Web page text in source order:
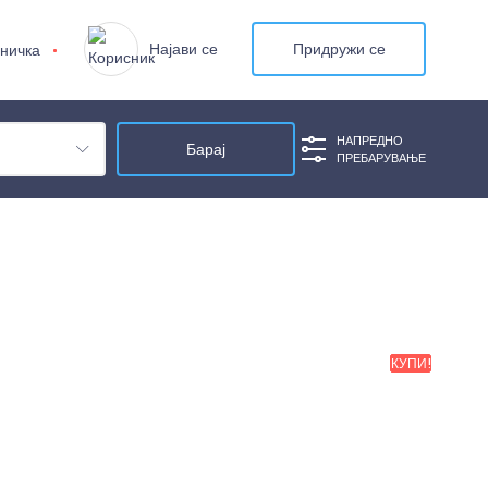
Најави се Придружи се
НАПРЕДНО
ПРЕБАРУВАЊЕ
КУПИ!
КУПИ!
КУПИ!
КУПИ!
КУПИ!
КУПИ!